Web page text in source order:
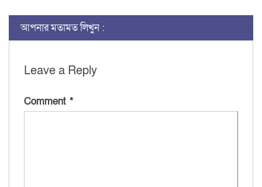
আপনার মতামত লিখুন :
Leave a Reply
Comment *